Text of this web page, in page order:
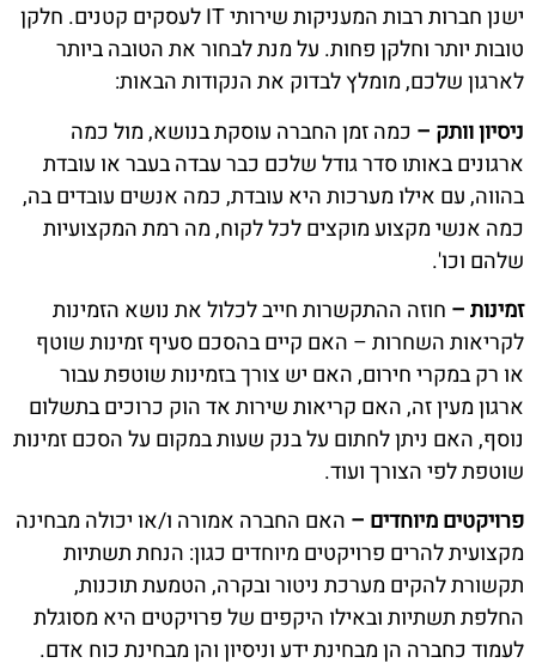
ישנן חברות רבות המעניקות שירותי IT לעסקים קטנים. חלקן
טובות יותר וחלקן פחות. על מנת לבחור את הטובה ביותר
לארגון שלכם, מומלץ לבדוק את הנקודות הבאות:
ניסיון וותק – כמה זמן החברה עוסקת בנושא, מול כמה
ארגונים באותו סדר גודל שלכם כבר עבדה בעבר או עובדת
בהווה, עם אילו מערכות היא עובדת, כמה אנשים עובדים בה,
כמה אנשי מקצוע מוקצים לכל לקוח, מה רמת המקצועיות
שלהם וכו'.
זמינות – חוזה ההתקשרות חייב לכלול את נושא הזמינות
לקריאות השחרות – האם קיים בהסכם סעיף זמינות שוטף
או רק במקרי חירום, האם יש צורך בזמינות שוטפת עבור
ארגון מעין זה, האם קריאות שירות אד הוק כרוכים בתשלום
נוסף, האם ניתן לחתום על בנק שעות במקום על הסכם זמינות
שוטפת לפי הצורך ועוד.
פרויקטים מיוחדים – האם החברה אמורה ו/או יכולה מבחינה
מקצועית להרים פרויקטים מיוחדים כגון: הנחת תשתיות
תקשורת להקים מערכת ניטור ובקרה, הטמעת תוכנות,
החלפת תשתיות ובאילו היקפים של פרויקטים היא מסוגלת
לעמוד כחברה הן מבחינת ידע וניסיון והן מבחינת כוח אדם.